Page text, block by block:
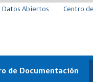
Datos Abiertos Centro
de Documentación